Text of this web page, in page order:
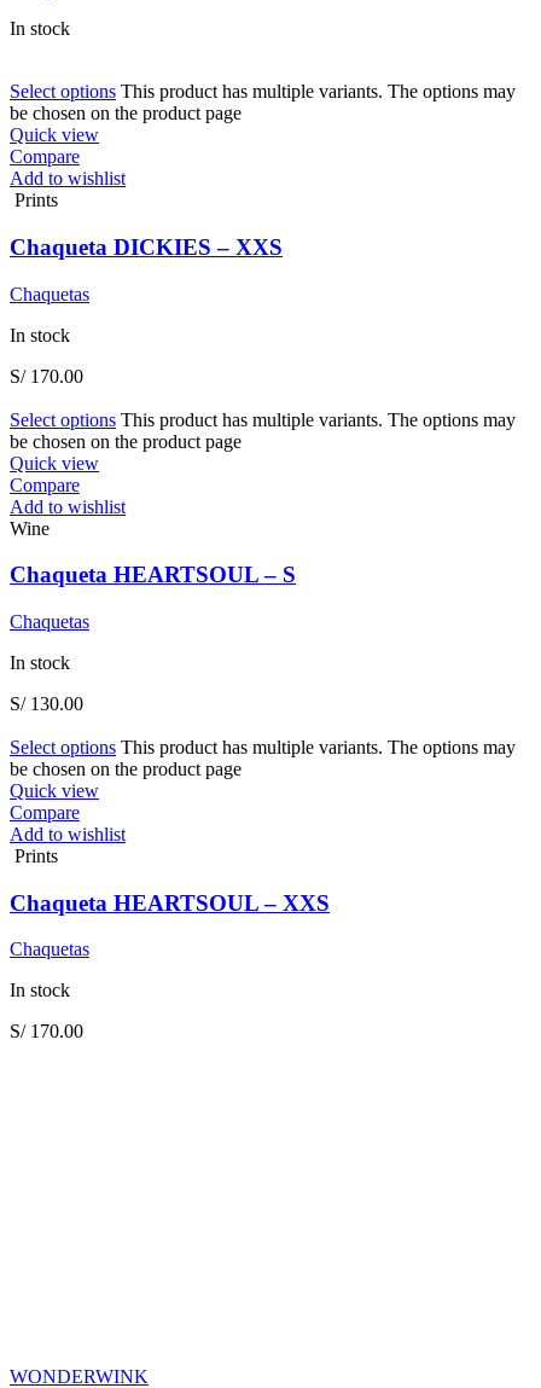
In stock
Select options This product has multiple variants. The options may
be chosen on the product page
Quick view
Compare
Add to wishlist
Prints
Chaqueta DICKIES – XXS
Chaquetas
In stock
S/170.00
Select options This product has multiple variants. The options may
be chosen on the product page
Quick view
Compare
Add to wishlist
Wine
Chaqueta HEARTSOUL – S
Chaquetas
In stock
S/130.00
Select options This product has multiple variants. The options may
be chosen on the product page
Quick view
Compare
Add to wishlist
Prints
Chaqueta HEARTSOUL – XXS
Chaquetas
In stock
S/170.00
WONDERWINK